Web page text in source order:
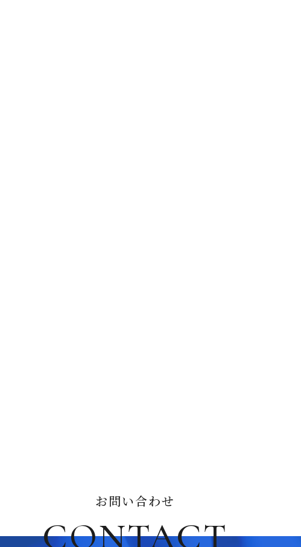
お問い合わせ
CONTACT